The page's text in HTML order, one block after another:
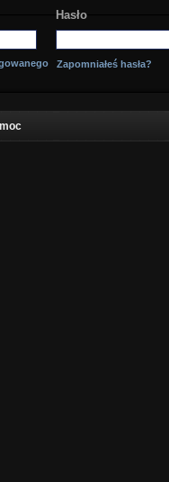
Hasło
Zapomniałeś hasła?